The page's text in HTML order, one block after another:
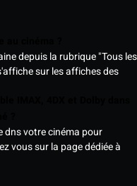
depuis la rubrique "Tous les
sur les affiches des
dns votre cinéma pour
vous sur la page dédiée à